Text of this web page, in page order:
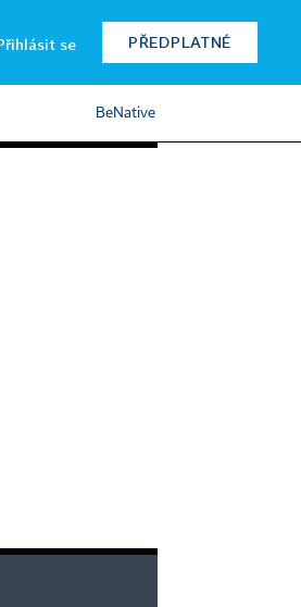
se PŘEDPLATNÉ
BeNative